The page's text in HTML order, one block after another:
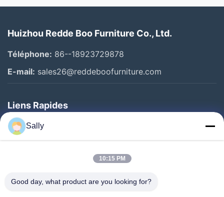
Huizhou Redde Boo Furniture Co., Ltd.
Téléphone: 86--18923729878
E-mail: sales26@reddeboofurniture.com
Liens Rapides
Aperçu
Produits
A Propos De Nous
Sally
10:15 PM
Good day, what product are you looking for?